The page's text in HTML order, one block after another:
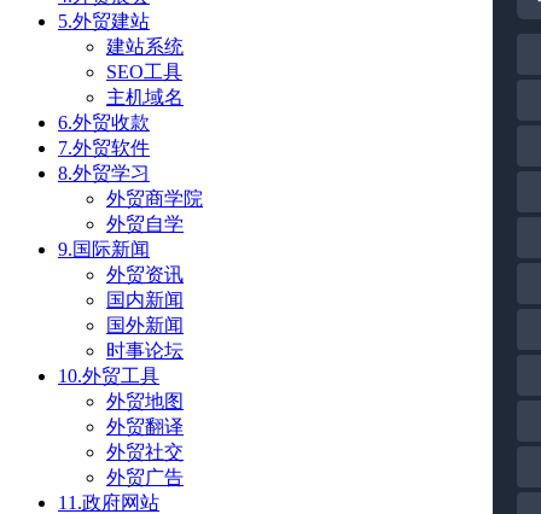
5.外贸建站
建站系统
SEO工具
主机域名
6.外贸收款
7.外贸软件
8.外贸学习
外贸商学院
外贸自学
9.国际新闻
外贸资讯
国内新闻
国外新闻
时事论坛
10.外贸工具
外贸地图
外贸翻译
外贸社交
外贸广告
11.政府网站